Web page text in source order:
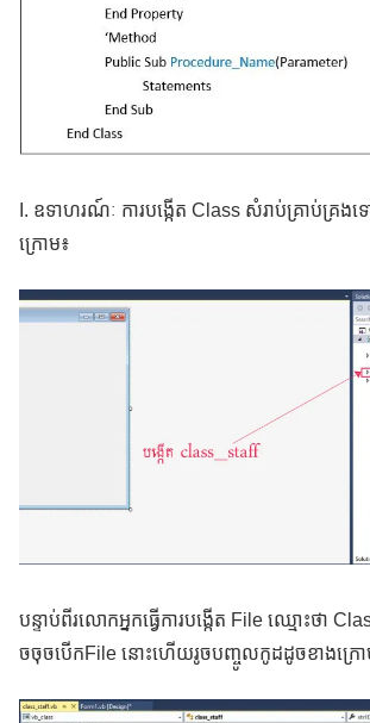
I. ឧទាហរណ៍ៈ ការបង្កើត Class សំរាប់គ្រាប់គ្រង
ក្រោម៖
បន្ទាប់ពីរលោកអ្នកធ្វើការបង្កើត File ឈ្មោះថា
ចចុចបើកFile​ នោះហើយរូចបញ្ចូលកូដដូចខាងក្រោ